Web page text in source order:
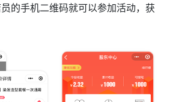
的手机二维码就可以参加活动，获